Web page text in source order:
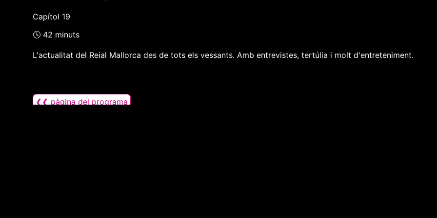
Capítol 19
🕓 42 minuts
L'actualitat del Reial Mallorca des de tots els vessants. Amb entrevistes, tertúlia i molt d'entreteniment.
❮❮ pàgina del programa